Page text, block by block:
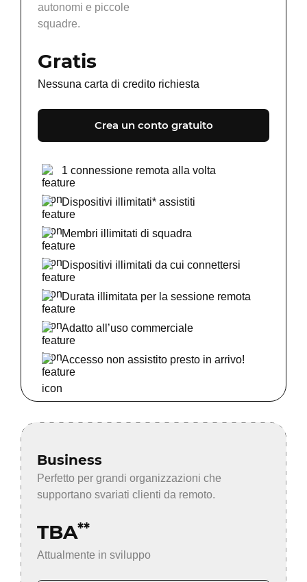
autonomi e piccole
squadre.
Gratis
Nessuna carta di credito richiesta
Crea un conto gratuito
1 connessione remota alla volta
Dispositivi illimitati* assistiti
Membri illimitati di squadra
Dispositivi illimitati da cui connettersi
Durata illimitata per la sessione remota
Adatto all’uso commerciale
Accesso non assistito presto in arrivo!
Business
Perfetto per grandi organizzazioni che
supportano svariati clienti da remoto.
TBA**
Attualmente in sviluppo